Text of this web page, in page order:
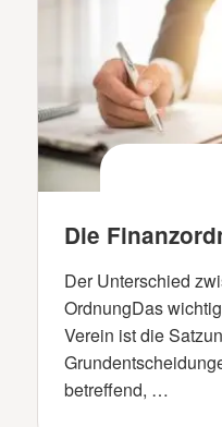
Die
Der Unterschied
OrdnungDas
Verein ist die
betreffend, …